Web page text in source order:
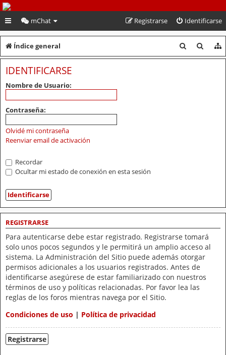
PeruVoley.com
mChat Identificarse
Registrarse
Índice general
u
u
IDENTIFICARSE
Nombre de Usuario:
Contraseña:
Olvidé mi contraseña
Reenviar email de activación
Recordar
Ocultar mi estado de conexión en esta sesión
REGISTRARSE
Para autenticarse debe estar registrado. Registrarse tomará
solo unos pocos segundos y le permitirá un amplio acceso al
sistema. La Administración del Sitio puede además otorgar
permisos adicionales a los usuarios registrados. Antes de
identificarse asegúrese de estar familiarizado con nuestros
términos de uso y políticas relacionadas. Por favor lea las
reglas de los foros mientras navega por el Sitio.
Condiciones de uso | Política de privacidad
Registrarse